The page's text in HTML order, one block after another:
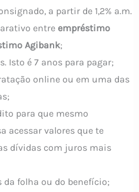
a partir de 1,2% a.m.
entre empréstimo
Agibank;
Isto é 7 anos para pagar;
online ou em uma das
para que mesmo
acessar valores que te
dívidas com juros mais
da folha ou do benefício;